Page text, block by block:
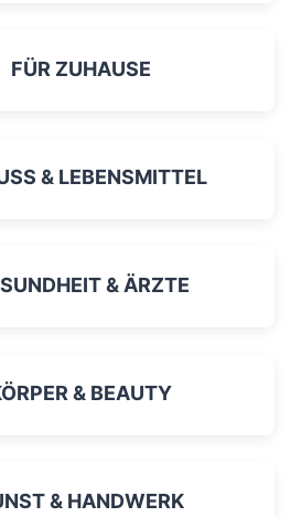
FÜR ZUHAUSE
& LEBENSMITTEL
& ÄRZTE
& BEAUTY
& HANDWERK